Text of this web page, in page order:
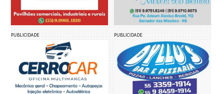
PUBLICIDADE PUBLICIDADE